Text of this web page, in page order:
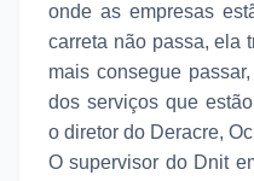
onde as empresas
carreta não passa, ela
mais consegue
dos serviços que
o diretor do Deracre,
O supervisor do Dnit